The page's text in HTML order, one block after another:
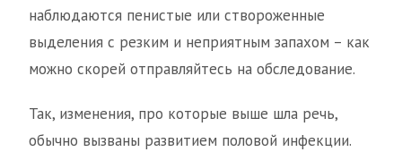
наблюдаются пенистые или створоженные
выделения с резким и неприятным запахом – как
можно скорей отправляйтесь на обследование.
Так, изменения, про которые выше шла речь,
обычно вызваны развитием половой инфекции.